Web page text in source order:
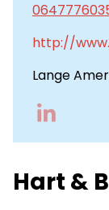
http://
Lange
Hart &